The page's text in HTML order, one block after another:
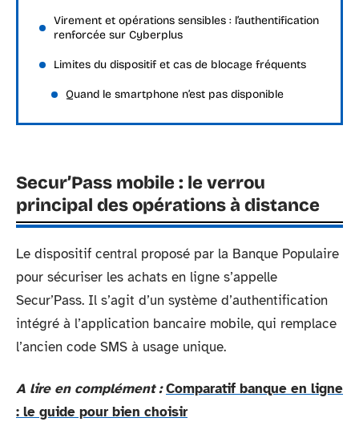
Virement et opérations sensibles : l’authentification
renforcée sur Cyberplus
Limites du dispositif et cas de blocage fréquents
Quand le smartphone n’est pas disponible
Secur’Pass mobile : le verrou
principal des opérations à distance
Le dispositif central proposé par la Banque Populaire
pour sécuriser les achats en ligne s’appelle
Secur’Pass. Il s’agit d’un système d’authentification
intégré à l’application bancaire mobile, qui remplace
l’ancien code SMS à usage unique.
A lire en complément : Comparatif banque en ligne
: le guide pour bien choisir